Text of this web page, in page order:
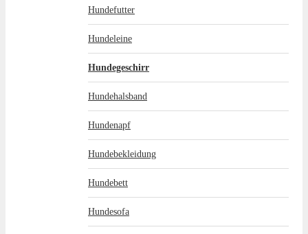
Hundefutter
Hundeleine
Hundegeschirr
Hundehalsband
Hundenapf
Hundebekleidung
Hundebett
Hundesofa